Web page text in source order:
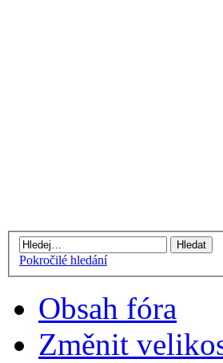
Pokročilé hledání
Obsah fóra
Změnit